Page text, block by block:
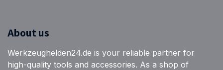
About us
Werkzeughelden24.de is your reliable partner for
high-quality tools and accessories. As a shop of